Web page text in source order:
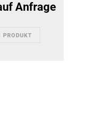
Anfrage
PRODUKT